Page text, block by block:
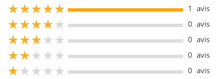
5
1 avis
5 0 avis
5 0 avis
5 0 avis
5 0 avis